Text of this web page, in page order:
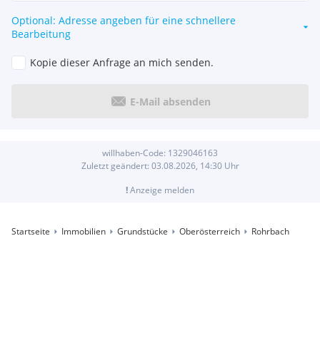
Optional: Adresse angeben für eine schnellere
Bearbeitung
Kopie dieser Anfrage an mich senden.
E-Mail absenden
willhaben-Code: 1329046163
Zuletzt geändert: 03.08.2026, 14:30Uhr
!Anzeige melden
Startseite Immobilien Grundstücke Oberösterreich Rohrbach